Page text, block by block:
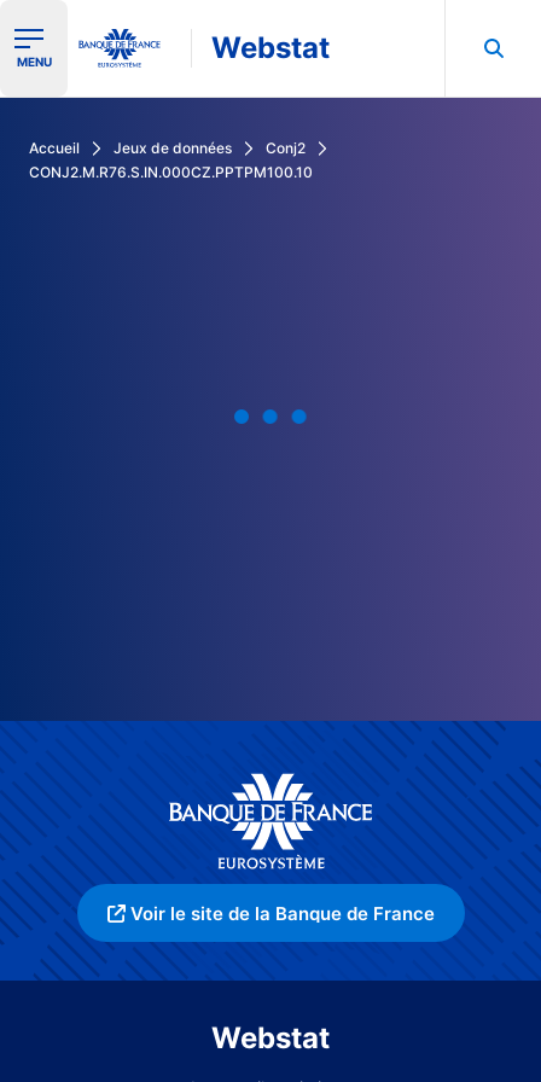
Ouvrir le menu de navigation
MENU Webstat
Accueil Jeux de données
Conj2
CONJ2.M.R76.S.IN.000CZ.PPTPM100.10
Voir le site de la Banque de France
Webstat